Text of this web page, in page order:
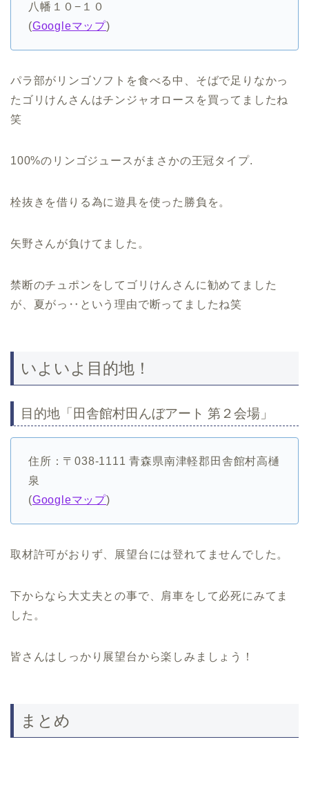
八幡１０−１０
(Googleマップ)
パラ部がリンゴソフトを食べる中、そばで足りなかっ
たゴリけんさんはチンジャオロースを買ってましたね
笑
100%のリンゴジュースがまさかの王冠タイプ.
栓抜きを借りる為に遊具を使った勝負を。
矢野さんが負けてました。
禁断のチュポンをしてゴリけんさんに勧めてました
が、夏がっ‥という理由で断ってましたね笑
いよいよ目的地！
目的地「田舎館村田んぼアート 第２会場」
住所：〒038-1111 青森県南津軽郡田舎館村高樋
泉
(Googleマップ)
取材許可がおりず、展望台には登れてませんでした。
下からなら大丈夫との事で、肩車をして必死にみてま
した。
皆さんはしっかり展望台から楽しみましょう！
まとめ